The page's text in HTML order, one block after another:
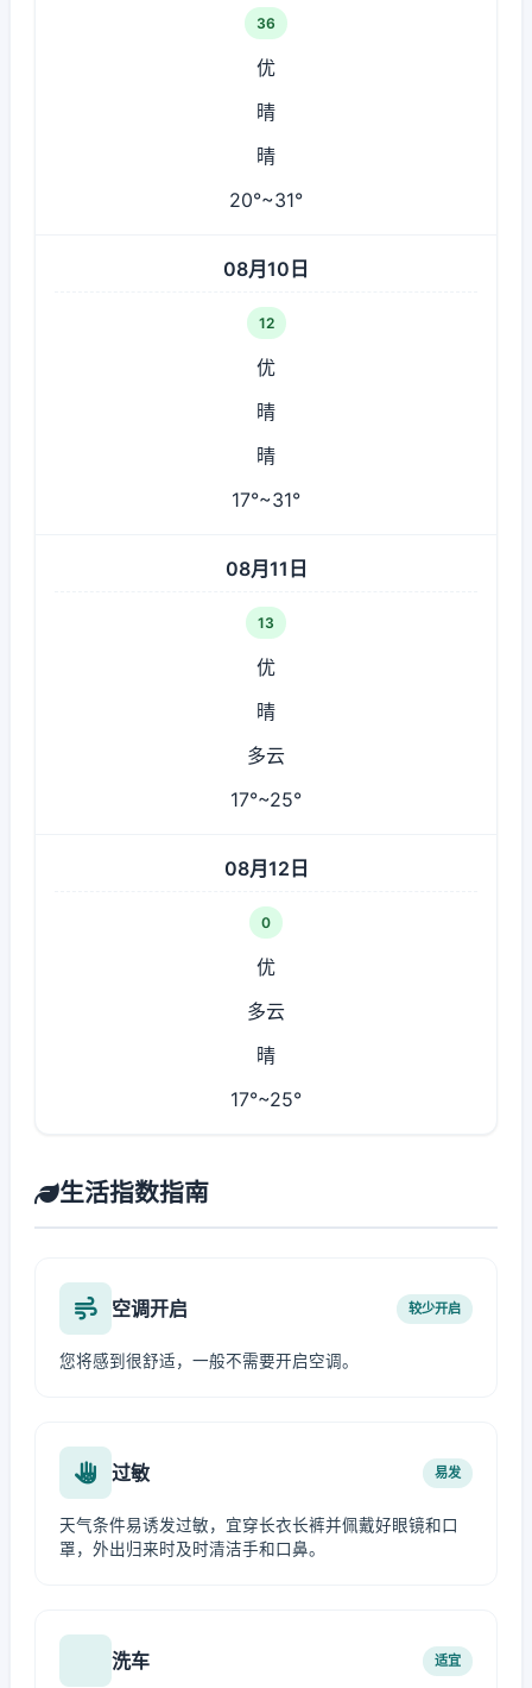
36
优
晴
晴
20°~31°
08月10日
12
优
晴
晴
17°~31°
08月11日
13
优
晴
多云
17°~25°
08月12日
0
优
多云
晴
17°~25°
生活指数指南
空调开启 较少开启
您将感到很舒适，一般不需要开启空调。
过敏 易发
天气条件易诱发过敏，宜穿长衣长裤并佩戴好眼镜和口
罩，外出归来时及时清洁手和口鼻。
洗车 适宜